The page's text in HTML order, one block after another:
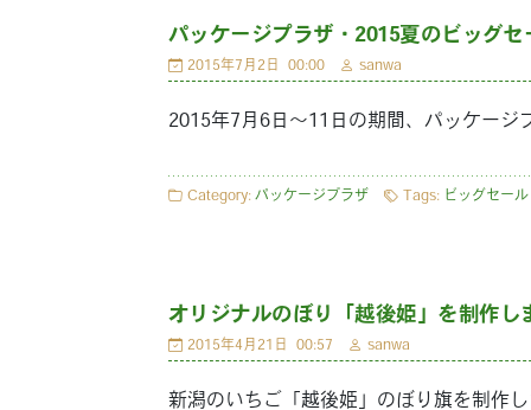
パッケージプラザ・2015夏のビッグセ
2015年7月2日 00:00 sanwa
2015年7月6日～11日の期間、パッケージ
Category: パッケージプラザ Tags: ビッグセール
オリジナルのぼり「越後姫」を制作し
2015年4月21日 00:57 sanwa
新潟のいちご「越後姫」のぼり旗を制作